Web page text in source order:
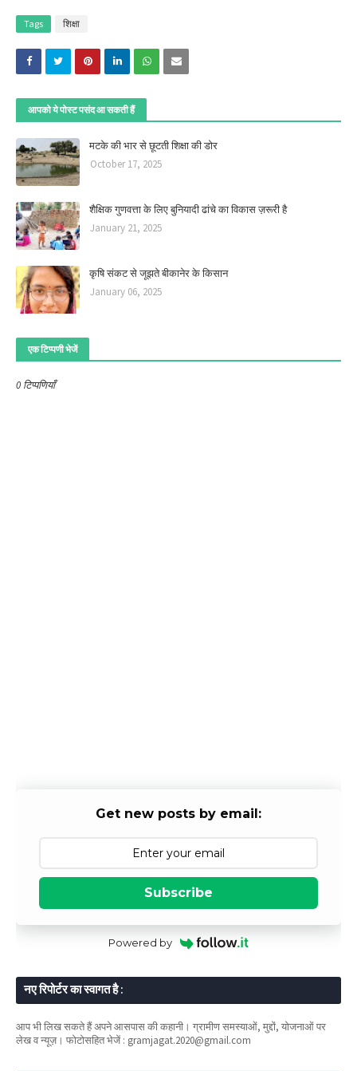
Tags शिक्षा
आपको ये पोस्ट पसंद आ सकती हैं
मटके की भार से छूटती शिक्षा की डोर
October 17, 2025
शैक्षिक गुणवत्ता के लिए बुनियादी ढांचे का विकास ज़रूरी है
January 21, 2025
कृषि संकट से जूझते बीकानेर के किसान
January 06, 2025
एक टिप्पणी भेजें
0 टिप्पणियाँ
Get new posts by email:
Subscribe
Powered by
नए रिपोर्टर का स्वागत है :
आप भी लिख सकते हैं अपने आसपास की कहानी। ग्रामीण समस्याओं, मुद्दों, योजनाओं पर
लेख व न्यूज़। फोटोसहित भेजें : gramjagat.2020@gmail.com